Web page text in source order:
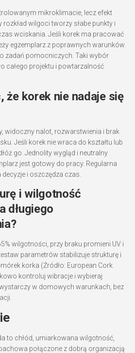
mikroklimacie, lecz efekt
rozkład wilgoci tworzy słabe punkty i
wciskania. Jeśli korek ma pracować
egzemplarz z poprawnych warunków.
zadań pomocniczych. Taki wybór
całego projektu i powtarzalność
że korek nie nadaje się
widoczny nalot, rozwarstwienia i brak
Jeśli korek nie wraca do kształtu lub
go. Jednolity wygląd i neutralny
jest gotowy do pracy. Regularna
i oszczędza czas.
i wilgotność
długiego
wilgotności, przy braku promieni UV i
parametrów stabilizuje strukturę i
korka (Źródło: European Cork
kontroluj wibracje i wybieraj
w domowych warunkach, bez
to chłód, umiarkowana wilgotność,
połączone z dobrą organizacją